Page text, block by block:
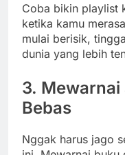
Coba bikin playlist
ketika kamu
mulai berisik,
dunia yang lebih
3.
Bebas
Nggak harus jago